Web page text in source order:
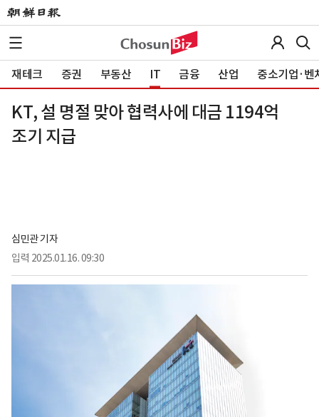
재테크 증권 부동산 IT 금융 산업 중소기업·벤
KT, 설 명절 맞아 협력사에 대금 1194억
조기 지급
심민관 기자
입력 2025.01.16. 09:30